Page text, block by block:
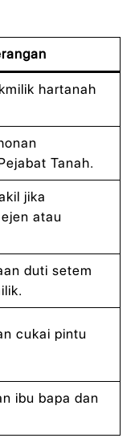
hartanah
Tanah.
jika
atau
duti setem
cukai pintu
ibu bapa dan